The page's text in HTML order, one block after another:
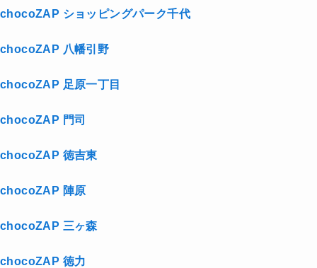
chocoZAP ショッピングパーク千代
chocoZAP 八幡引野
chocoZAP 足原一丁目
chocoZAP 門司
chocoZAP 徳吉東
chocoZAP 陣原
chocoZAP 三ヶ森
chocoZAP 徳力